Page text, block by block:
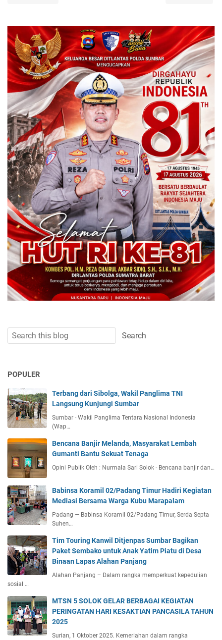
POPULER
Terbang dari Sibolga, Wakil Panglima TNI
Langsung Kunjungi Sumbar
Sumbar - Wakil Panglima Tentara Nasional Indonesia
(Wap…
Bencana Banjir Melanda, Masyarakat Lembah
Gumanti Bantu Sekuat Tenaga
Opini Publik Oleh : Nurmala Sari Solok - Bencana banjir dan…
Babinsa Koramil 02/Padang Timur Hadiri Kegiatan
Mediasi Bersama Warga Kubu Marapalam
Padang — Babinsa Koramil 02/Padang Timur, Serda Septa
Suhen…
Tim Touring Kanwil Ditjenpas Sumbar Bagikan
Paket Sembako untuk Anak Yatim Piatu di Desa
Binaan Lapas Alahan Panjang
Alahan Panjang – Dalam rangka memperkuat kepedulian
sosial …
MTSN 5 SOLOK GELAR BERBAGAI KEGIATAN
PERINGATAN HARI KESAKTIAN PANCASILA TAHUN
2025
Surian, 1 Oktober 2025. Kemeriahan dalam rangka